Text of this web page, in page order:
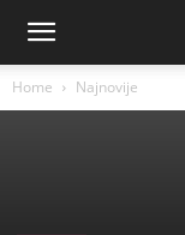
Home Najnovije